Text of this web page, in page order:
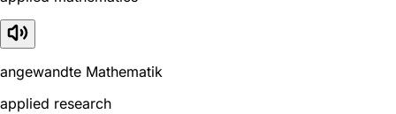
angewandte Mathematik
applied research